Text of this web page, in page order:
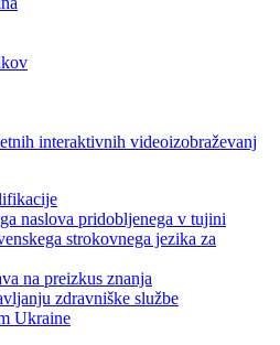
interaktivnih videoizobraževanj
naslova pridobljenega v tujini
strokovnega jezika za
na preizkus znanja
zdravniške službe
Ukraine